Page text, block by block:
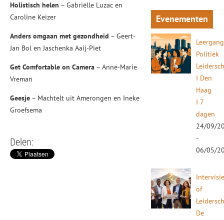
Holistisch helen – Gabriëlle Luzac en
Caroline Keizer
Anders omgaan met gezondheid – Geert-
Jan Bol en Jaschenka Aaij-Piet
Get Comfortable on Camera – Anne-Marie
Vreman
Geesje – Machtelt uit Amerongen en Ineke
Groefsema
Delen:
Evenementen
Leergang
Politiek
I Den
Haag
I 7
dagen
24/09/
-
06/05/
of
De